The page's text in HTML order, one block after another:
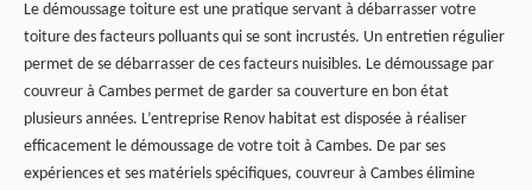
Le démoussage toiture est une pratique servant à débarrasser votre
toiture des facteurs polluants qui se sont incrustés. Un entretien régulier
permet de se débarrasser de ces facteurs nuisibles. Le démoussage par
couvreur à Cambes permet de garder sa couverture en bon état
plusieurs années. L’entreprise Renov habitat est disposée à réaliser
efficacement le démoussage de votre toit à Cambes. De par ses
expériences et ses matériels spécifiques, couvreur à Cambes élimine